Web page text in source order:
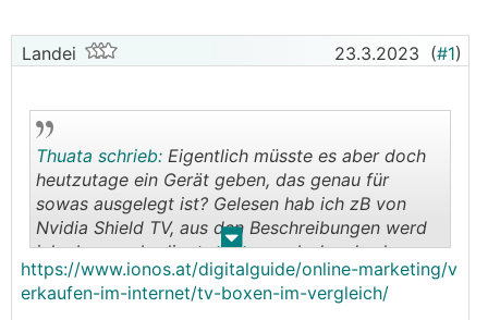
Landei 23.3.2023 (#1)
. .
Thuata schrieb: Eigentlich müsste es aber doch
heutzutage ein Gerät geben, das genau für
sowas ausgelegt ist? Gelesen hab ich zB von
Nvidia Shield TV, aus den Beschreibungen werd
ich aber nur bedingt schlauer, ob das das kann
was ich will.
https://www.ionos.at/digitalguide/online-marketing/v
erkaufen-im-internet/tv-boxen-im-vergleich/